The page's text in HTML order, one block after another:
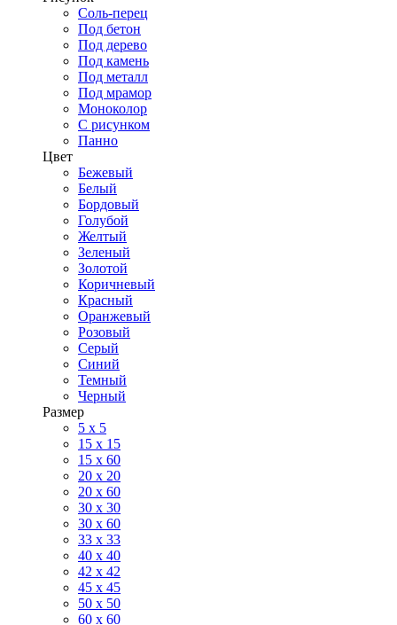
Соль-перец
Под бетон
Под дерево
Под камень
Под металл
Под мрамор
Моноколор
С рисунком
Панно
Цвет
Бежевый
Белый
Бордовый
Голубой
Желтый
Зеленый
Золотой
Коричневый
Красный
Оранжевый
Розовый
Серый
Синий
Темный
Черный
Размер
5 x 5
15 x 15
15 x 60
20 х 20
20 x 60
30 х 30
30 x 60
33 x 33
40 х 40
42 x 42
45 x 45
50 x 50
60 х 60